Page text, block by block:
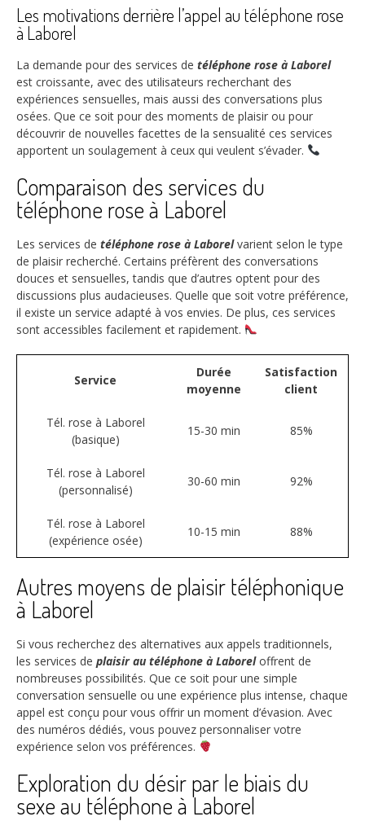
Les motivations derrière l’appel au téléphone rose
à Laborel
La demande pour des services de téléphone rose à Laborel
est croissante, avec des utilisateurs recherchant des
expériences sensuelles, mais aussi des conversations plus
osées. Que ce soit pour des moments de plaisir ou pour
découvrir de nouvelles facettes de la sensualité ces services
apportent un soulagement à ceux qui veulent s’évader.
Comparaison des services du
téléphone rose à Laborel
Les services de téléphone rose à Laborelvarient selon le type
de plaisir recherché. Certains préfèrent des conversations
douces et sensuelles, tandis que d’autres optent pour des
discussions plus audacieuses. Quelle que soit votre préférence,
il existe un service adapté à vos envies. De plus, ces services
sont accessibles facilement et rapidement.
Service
Durée
moyenne
Satisfaction
client
Tél. rose à Laborel
(basique)
15-30 min 85%
Tél. rose à Laborel
(personnalisé)
30-60 min 92%
Tél. rose à Laborel
(expérience osée)
10-15 min 88%
Autres moyens de plaisir téléphonique
à Laborel
Si vous recherchez des alternatives aux appels traditionnels,
les services de plaisir au téléphone à Laboreloffrent de
nombreuses possibilités. Que ce soit pour une simple
conversation sensuelle ou une expérience plus intense, chaque
appel est conçu pour vous offrir un moment d’évasion. Avec
des numéros dédiés, vous pouvez personnaliser votre
expérience selon vos préférences.
Exploration du désir par le biais du
sexe au téléphone à Laborel